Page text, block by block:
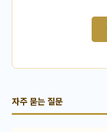
자주 묻는 질문